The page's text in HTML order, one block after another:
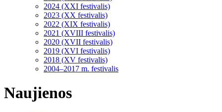
2024 (XXI festivalis)
2023 (XX festivalis)
2022 (XIX festivalis)
2021 (XVIII festivalis)
2020 (XVII festivalis)
2019 (XVI festivalis)
2018 (XV festivalis)
2004–2017 m. festivalis
Naujienos